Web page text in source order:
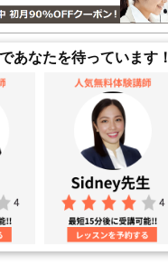
あなたを待っています！